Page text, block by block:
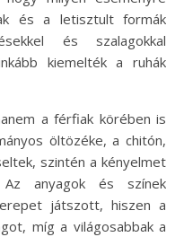
és a letisztult formák
és szalagokkal
kiemelték a ruhák
a férfiak körében is
öltözéke, a chitón,
szintén a kényelmet
anyagok és színek
játszott, hiszen a
míg a világosabbak a